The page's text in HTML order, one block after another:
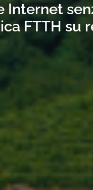
Internet
FTTH su